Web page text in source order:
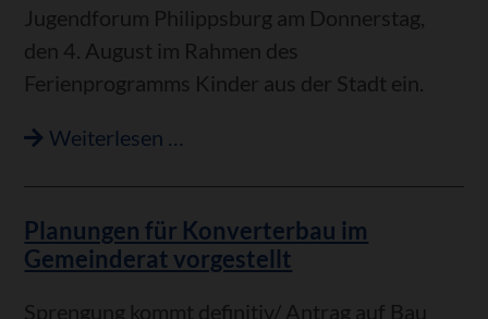
Jugendforum Philippsburg am Donnerstag,
den 4. August im Rahmen des
Ferienprogramms Kinder aus der Stadt ein.
Weiterlesen …
ums
Rathaus
Philippsburg
Planungen für Konverterbau im
Gemeinderat vorgestellt
Sprengung kommt definitiv/ Antrag auf Bau